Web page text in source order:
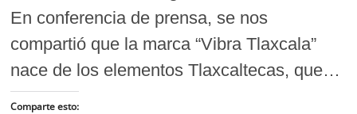
En conferencia de prensa, se nos
compartió que la marca “Vibra Tlaxcala”
nace de los elementos Tlaxcaltecas, que…
Comparte esto: